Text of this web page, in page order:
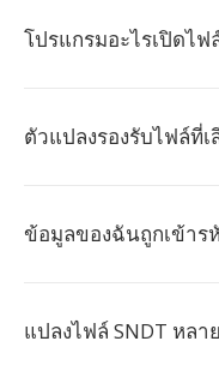
โปรแกรมอะไรเปิดไฟ
ตัวแปลงรองรับไฟล์ที่เ
ข้อมูลของฉันถูกเข้าร
แปลงไฟล์ SNDT หล